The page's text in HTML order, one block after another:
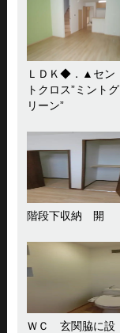
ＬＤＫ◆．▲セン
トクロス”ミントグ
リーン”
階段下収納 開
ＷＣ 玄関脇に設